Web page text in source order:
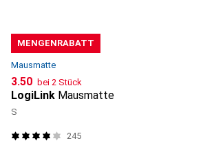
MENGENRABATT
Mausmatte
CHF
3.50 bei 2 Stück
LogiLink Mausmatte
S
245